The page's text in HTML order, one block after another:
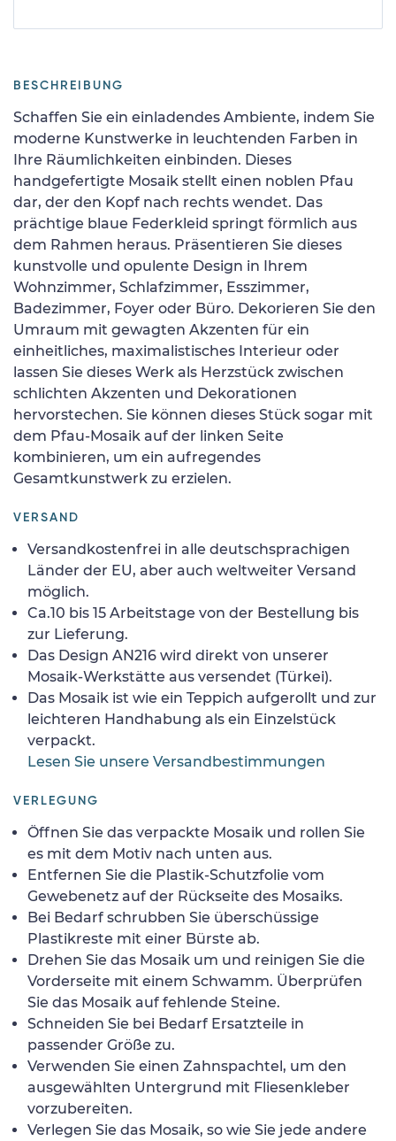
BESCHREIBUNG
Schaffen Sie ein einladendes Ambiente, indem Sie
moderne Kunstwerke in leuchtenden Farben in
Ihre Räumlichkeiten einbinden. Dieses
handgefertigte Mosaik stellt einen noblen Pfau
dar, der den Kopf nach rechts wendet. Das
prächtige blaue Federkleid springt förmlich aus
dem Rahmen heraus. Präsentieren Sie dieses
kunstvolle und opulente Design in Ihrem
Wohnzimmer, Schlafzimmer, Esszimmer,
Badezimmer, Foyer oder Büro. Dekorieren Sie den
Umraum mit gewagten Akzenten für ein
einheitliches, maximalistisches Interieur oder
lassen Sie dieses Werk als Herzstück zwischen
schlichten Akzenten und Dekorationen
hervorstechen. Sie können dieses Stück sogar mit
dem Pfau-Mosaik auf der linken Seite
kombinieren, um ein aufregendes
Gesamtkunstwerk zu erzielen.
VERSAND
Versandkostenfrei in alle deutschsprachigen
Länder der EU, aber auch weltweiter Versand
möglich.
Ca.10 bis 15 Arbeitstage von der Bestellung bis
zur Lieferung.
Das Design AN216 wird direkt von unserer
Mosaik-Werkstätte aus versendet (Türkei).
Das Mosaik ist wie ein Teppich aufgerollt und zur
leichteren Handhabung als ein Einzelstück
verpackt.
Lesen Sie unsere Versandbestimmungen
VERLEGUNG
Öffnen Sie das verpackte Mosaik und rollen Sie
es mit dem Motiv nach unten aus.
Entfernen Sie die Plastik-Schutzfolie vom
Gewebenetz auf der Rückseite des Mosaiks.
Bei Bedarf schrubben Sie überschüssige
Plastikreste mit einer Bürste ab.
Drehen Sie das Mosaik um und reinigen Sie die
Vorderseite mit einem Schwamm. Überprüfen
Sie das Mosaik auf fehlende Steine.
Schneiden Sie bei Bedarf Ersatzteile in
passender Größe zu.
Verwenden Sie einen Zahnspachtel, um den
ausgewählten Untergrund mit Fliesenkleber
vorzubereiten.
Verlegen Sie das Mosaik, so wie Sie jede andere